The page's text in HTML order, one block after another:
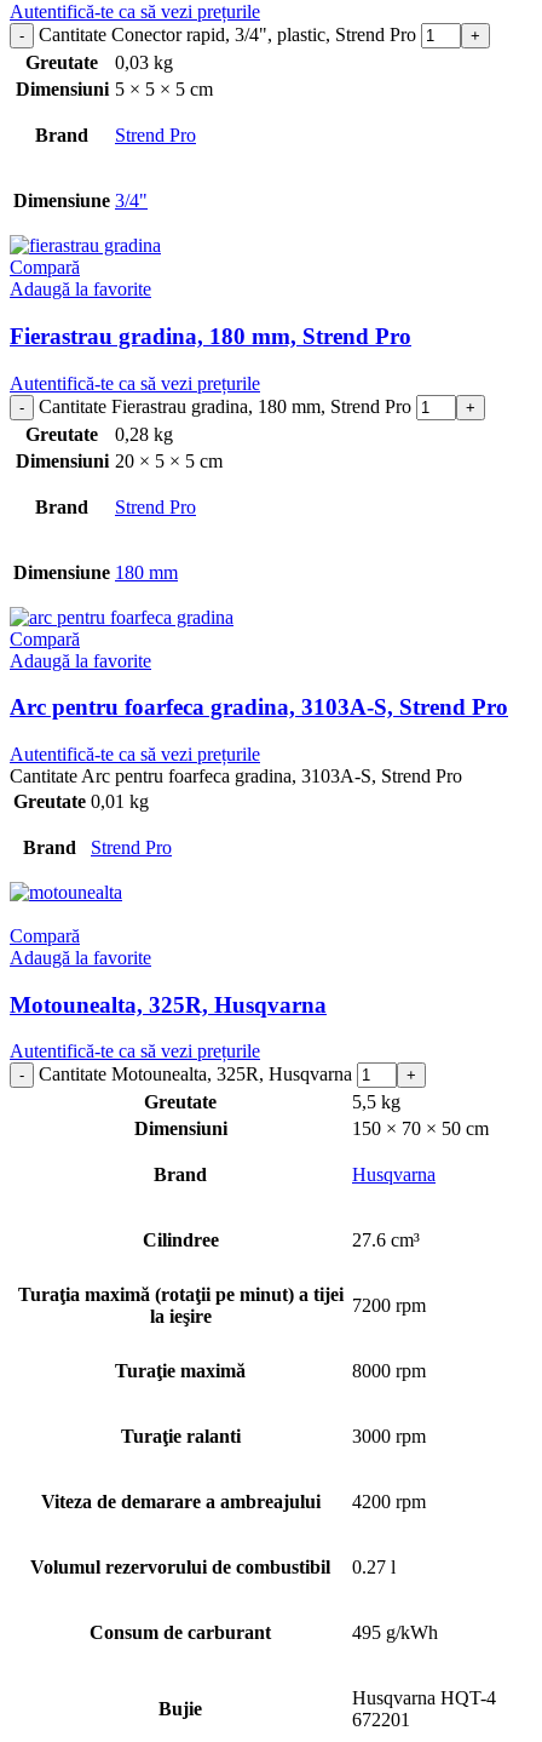
Autentifică-te ca să vezi prețurile
Cantitate Conector rapid, 3/4", plastic, Strend Pro
Greutate
0,03 kg
Dimensiuni 5 × 5 × 5 cm
Brand Strend Pro
Dimensiune 3/4"
Compară
Adaugă la favorite
Fierastrau gradina, 180 mm, Strend Pro
Autentifică-te ca să vezi prețurile
Cantitate Fierastrau gradina, 180 mm, Strend Pro
Greutate
0,28 kg
Dimensiuni 20 × 5 × 5 cm
Brand Strend Pro
Dimensiune 180 mm
Compară
Adaugă la favorite
Arc pentru foarfeca gradina, 3103A-S, Strend Pro
Autentifică-te ca să vezi prețurile
Cantitate Arc pentru foarfeca gradina, 3103A-S, Strend Pro
Greutate 0,01 kg
Brand Strend Pro
Compară
Adaugă la favorite
Motounealta, 325R, Husqvarna
Autentifică-te ca să vezi prețurile
Cantitate Motounealta, 325R, Husqvarna
Greutate
5,5 kg
Dimensiuni
150 × 70 × 50 cm
Brand Husqvarna
Cilindree 27.6 cm³
Turaţia maximă (rotaţii pe minut) a tijei
la ieşire
7200 rpm
Turaţie maximă 8000 rpm
Turaţie ralanti 3000 rpm
Viteza de demarare a ambreajului 4200 rpm
Volumul rezervorului de combustibil 0.27 l
Consum de carburant 495 g/kWh
Bujie
Husqvarna HQT-4
672201